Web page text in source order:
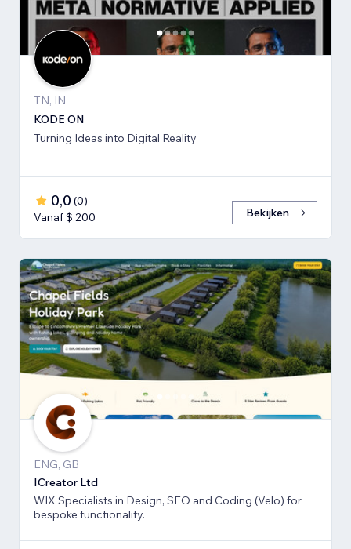
TN, IN
KODE ON
Turning Ideas into Digital Reality
0,0 (0)
Vanaf $ 200
Bekijken
ENG, GB
ICreator Ltd
WIX Specialists in Design, SEO and Coding (Velo) for
bespoke functionality.